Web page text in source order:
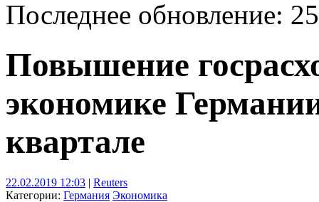
Последнее обновление:
Повышение
экономике
квартале
22.02.2019 12:03 | Reuters
Категории: Германия Экономика